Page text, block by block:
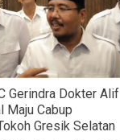
Gerindra Dokter Alif
Maju Cabup
Gresik Selatan